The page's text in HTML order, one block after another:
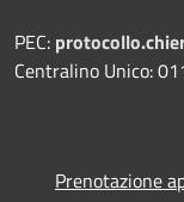
PEC:
Centralino Unico:
Prenotazione